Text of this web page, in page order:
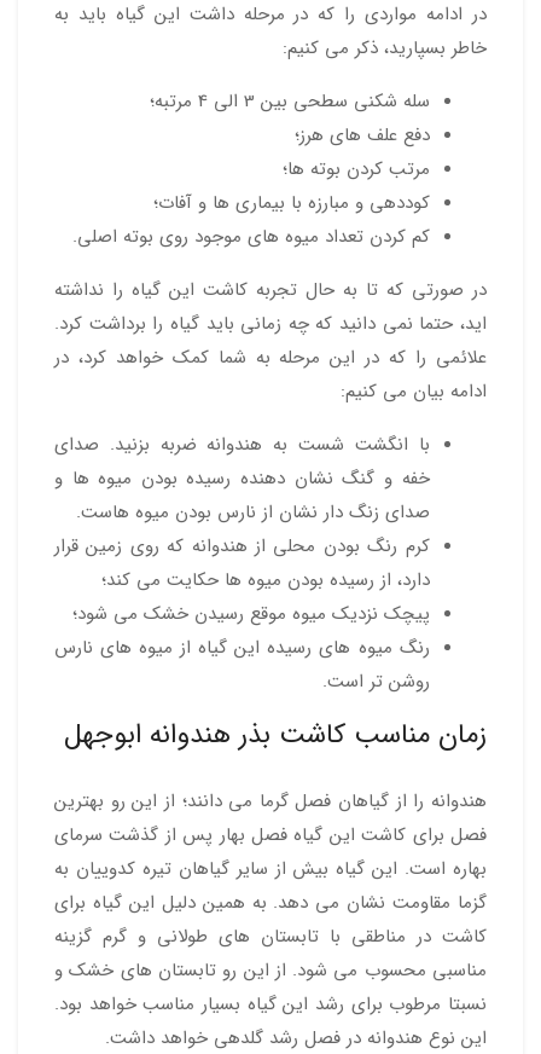
در ادامه مواردی را که در مرحله داشت این گیاه باید به
خاطر بسپارید، ذکر می کنیم:
سله شکنی سطحی بین 3 الی 4 مرتبه؛
دفع علف های هرز؛
مرتب کردن بوته ها؛
کوددهی و مبارزه با بیماری ها و آفات؛
کم کردن تعداد میوه های موجود روی بوته اصلی.
در صورتی که تا به حال تجربه کاشت این گیاه را نداشته
اید، حتما نمی دانید که چه زمانی باید گیاه را برداشت کرد.
علائمی را که در این مرحله به شما کمک خواهد کرد، در
ادامه بیان می کنیم:
با انگشت شست به هندوانه ضربه بزنید. صدای
خفه و گنگ نشان دهنده رسیده بودن میوه ها و
صدای زنگ دار نشان از نارس بودن میوه ها‌ست.
کرم رنگ بودن محلی از هندوانه که روی زمین قرار
دارد، از رسیده بودن میوه ها حکایت می کند؛
پیچک نزدیک میوه موقع رسیدن خشک می شود؛
رنگ میوه های رسیده این گیاه از میوه های نارس
روشن تر است.
زمان مناسب کاشت بذر هندوانه ابوجهل
هندوانه را از گیاهان فصل گرما می دانند؛ از این رو بهترین
فصل برای کاشت این گیاه فصل بهار پس از گذشت سرمای
بهاره است. این گیاه بیش از سایر گیاهان تیره کدوییان به
گزما مقاومت نشان می دهد. به همین دلیل این گیاه برای
کاشت در مناطقی با تابستان های طولانی و گرم گزینه
مناسبی محسوب می شود. از این رو تابستان های خشک و
نسبتا مرطوب برای رشد این گیاه بسیار مناسب خواهد بود.
این نوع هندوانه در فصل رشد گلدهی خواهد داشت.